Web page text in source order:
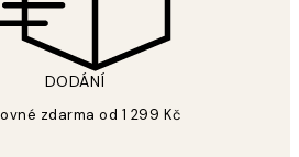
DODÁNÍ
zdarma od 1 299 Kč